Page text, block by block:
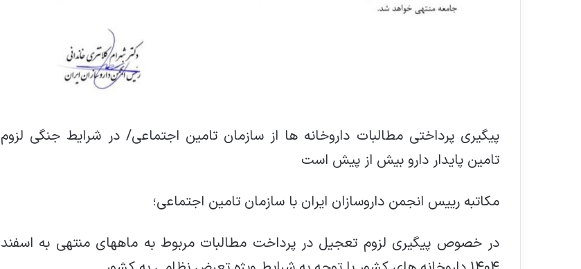
پیگیری پرداختی مطالبات داروخانه ها از سازمان تامین اجتماعی/ در شرایط جنگی لزوم
تامین پایدار دارو بیش از پیش است
مکاتبه رییس انجمن داروسازان ایران با سازمان تامین اجتماعی؛
در خصوص پیگیری لزوم تعجیل در پرداخت مطالبات مربوط به ماههای منتهی به اسفند